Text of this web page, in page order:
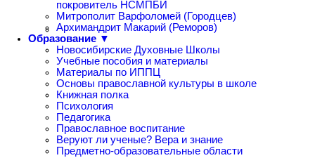
покровитель НСМПБИ
Митрополит Варфоломей (Городцев)
Архимандрит Макарий (Реморов)
Образование ▼
Новосибирские Духовные Школы
Учебные пособия и материалы
Материалы по ИППЦ
Основы православной культуры в школе
Книжная полка
Психология
Педагогика
Православное воспитание
Веруют ли ученые? Вера и знание
Предметно-образовательные области